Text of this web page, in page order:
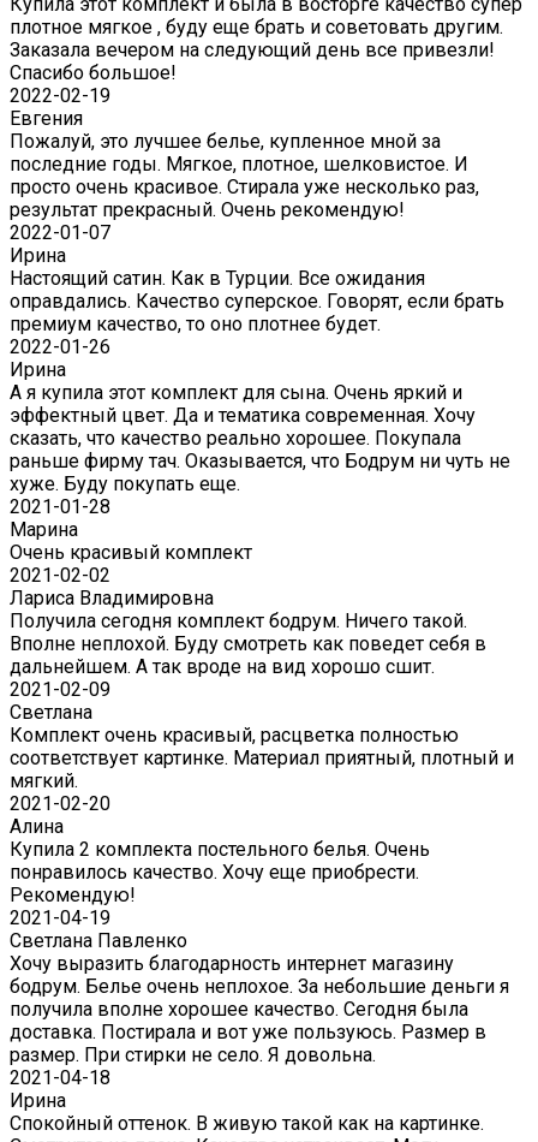
Купила этот комплект и была в восторге качество супер
плотное мягкое , буду еще брать и советовать другим.
Заказала вечером на следующий день все привезли!
Спасибо большое!
2022-02-19
Евгения
Пожалуй, это лучшее белье, купленное мной за
последние годы. Мягкое, плотное, шелковистое. И
просто очень красивое. Стирала уже несколько раз,
результат прекрасный. Очень рекомендую!
2022-01-07
Ирина
Настоящий сатин. Как в Турции. Все ожидания
оправдались. Качество суперское. Говорят, если брать
премиум качество, то оно плотнее будет.
2022-01-26
Ирина
А я купила этот комплект для сына. Очень яркий и
эффектный цвет. Да и тематика современная. Хочу
сказать, что качество реально хорошее. Покупала
раньше фирму тач. Оказывается, что Бодрум ни чуть не
хуже. Буду покупать еще.
2021-01-28
Марина
Очень красивый комплект
2021-02-02
Лариса Владимировна
Получила сегодня комплект бодрум. Ничего такой.
Вполне неплохой. Буду смотреть как поведет себя в
дальнейшем. А так вроде на вид хорошо сшит.
2021-02-09
Светлана
Комплект очень красивый, расцветка полностью
соответствует картинке. Материал приятный, плотный и
мягкий.
2021-02-20
Алина
Купила 2 комплекта постельного белья. Очень
понравилось качество. Хочу еще приобрести.
Рекомендую!
2021-04-19
Светлана Павленко
Хочу выразить благодарность интернет магазину
бодрум. Белье очень неплохое. За небольшие деньги я
получила вполне хорошее качество. Сегодня была
доставка. Постирала и вот уже пользуюсь. Размер в
размер. При стирки не село. Я довольна.
2021-04-18
Ирина
Спокойный оттенок. В живую такой как на картинке.